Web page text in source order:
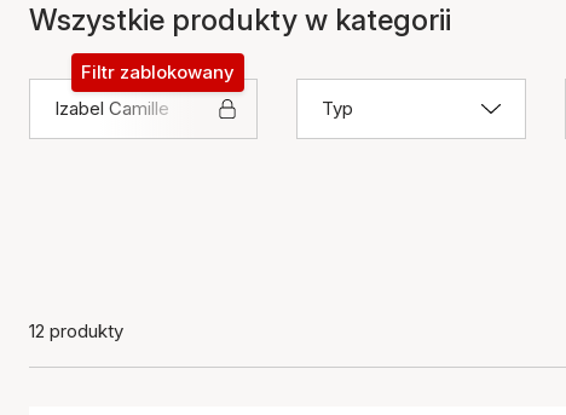
Wszystkie produkty w kategorii
Izabel Camille
Filtr zablokowany
Typ
12 produkty